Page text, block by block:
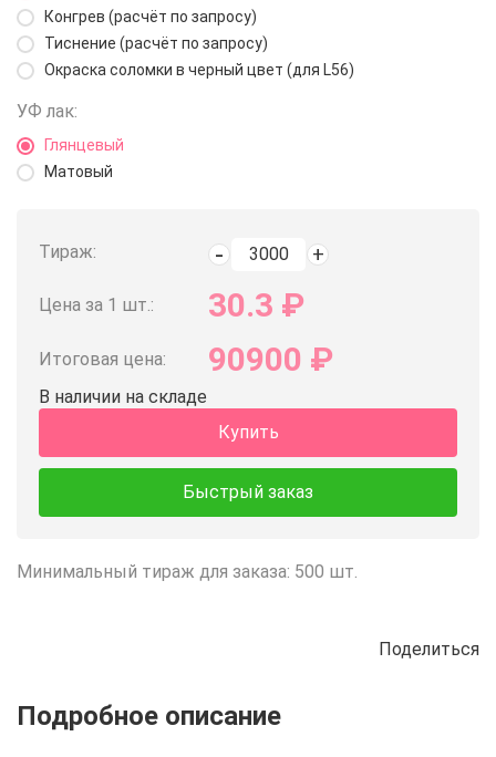
Конгрев (расчёт по запросу)
Тиснение (расчёт по запросу)
Окраска соломки в черный цвет (для L56)
УФ лак:
Глянцевый
Матовый
Тираж:
Цена за 1 шт.: 30.3 ₽
Итоговая цена: 90900 ₽
В наличии на складе
Купить
Быстрый заказ
Минимальный тираж для заказа: 500 шт.
Поделиться
Описание Отзывы Рецепты